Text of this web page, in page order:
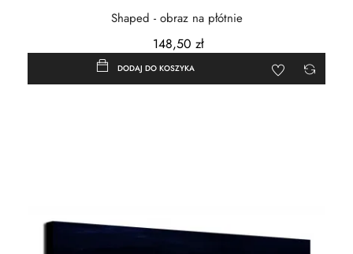
Shaped - obraz na płótnie
148,50 zł
DODAJ DO KOSZYKA